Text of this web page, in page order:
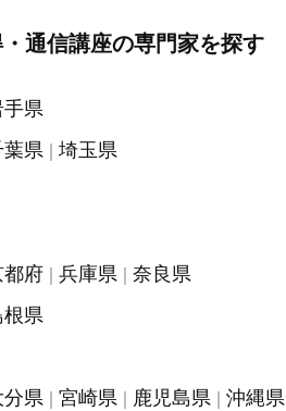
通信講座の専門家を探す
手県
葉県
埼玉県
都府 兵庫県
奈良県
根県
分県 宮崎県 鹿児島県 沖縄県